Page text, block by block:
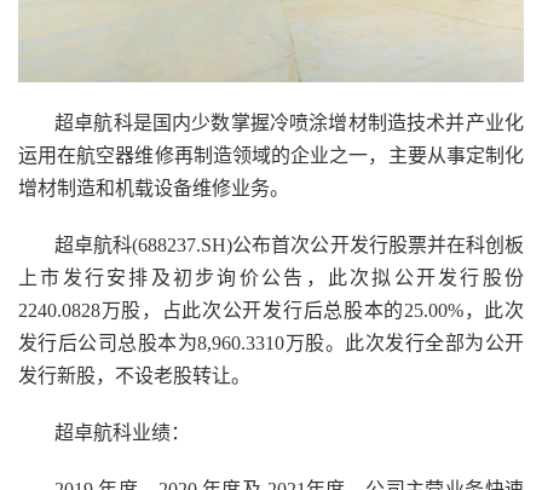
超卓航科是国内少数掌握冷喷涂增材制造技术并产业化
运用在航空器维修再制造领域的企业之一，主要从事定制化
增材制造和机载设备维修业务。
超卓航科(688237.SH)公布首次公开发行股票并在科创板
上市发行安排及初步询价公告，此次拟公开发行股份
2240.0828万股，占此次公开发行后总股本的25.00%，此次
发行后公司总股本为8,960.3310万股。此次发行全部为公开
发行新股，不设老股转让。
超卓航科业绩：